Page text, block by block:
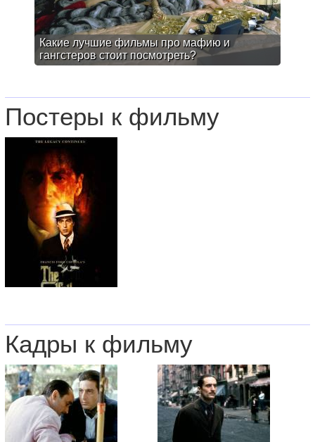
Какие лучшие фильмы про мафию и
гангстеров стоит посмотреть?
Постеры к фильму
Кадры к фильму